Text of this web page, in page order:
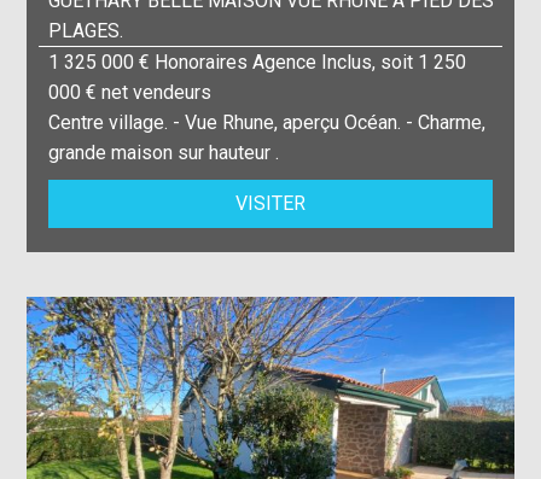
PLAGES.
1 325 000 € Honoraires Agence Inclus, soit 1 250
000 € net vendeurs
Centre village. - Vue Rhune, aperçu Océan. - Charme,
grande maison sur hauteur .
VISITER